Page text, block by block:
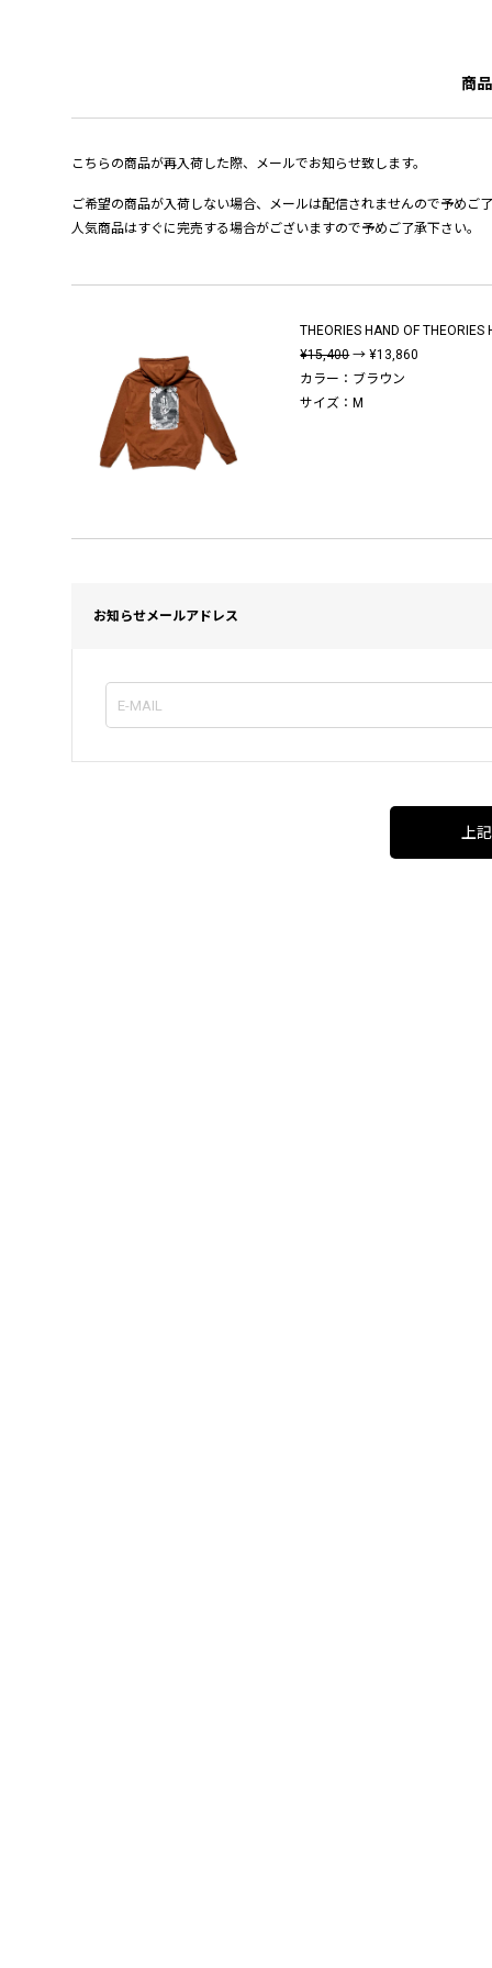
商
こちらの商品が再入荷した際、メールでお知らせ致します。
ご希望の商品が入荷しない場合、メールは配信されませんので予めご
人気商品はすぐに完売する場合がございますので予めご了承下さい。
THEORIES HAND OF THEORIES
¥15,400→ ¥13,860
カラー：ブラウン
サイズ：M
お知らせメールアドレス
上